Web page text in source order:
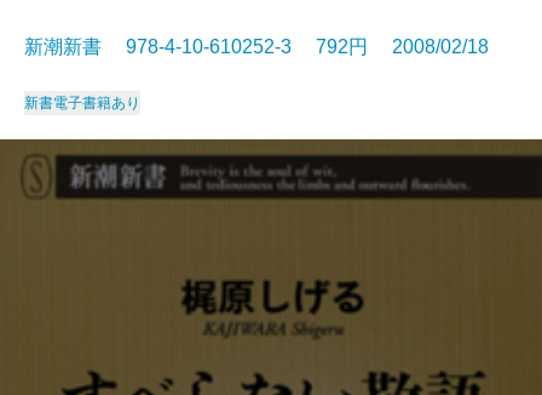
新潮新書 978-4-10-610252-3 792円 2008/02/18
新書電子書籍あり